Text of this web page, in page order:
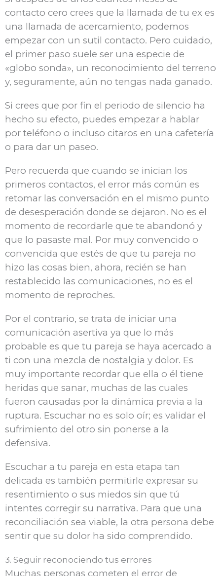
contacto cero crees que la llamada de tu ex es
una llamada de acercamiento, podemos
empezar con un sutil contacto. Pero cuidado,
el primer paso suele ser una especie de
«globo sonda», un reconocimiento del terreno
y, seguramente, aún no tengas nada ganado.
Si crees que por fin el periodo de silencio ha
hecho su efecto, puedes empezar a hablar
por teléfono o incluso citaros en una cafetería
o para dar un paseo.
Pero recuerda que cuando se inician los
primeros contactos, el error más común es
retomar las conversación en el mismo punto
de desesperación donde se dejaron. No es el
momento de recordarle que te abandonó y
que lo pasaste mal. Por muy convencido o
convencida que estés de que tu pareja no
hizo las cosas bien, ahora, recién se han
restablecido las comunicaciones, no es el
momento de reproches.
Por el contrario, se trata de iniciar una
comunicación asertiva ya que lo más
probable es que tu pareja se haya acercado a
ti con una mezcla de nostalgia y dolor. Es
muy importante recordar que ella o él tiene
heridas que sanar, muchas de las cuales
fueron causadas por la dinámica previa a la
ruptura. Escuchar no es solo oír; es validar el
sufrimiento del otro sin ponerse a la
defensiva.
Escuchar a tu pareja en esta etapa tan
delicada es también permitirle expresar su
resentimiento o sus miedos sin que tú
intentes corregir su narrativa. Para que una
reconciliación sea viable, la otra persona debe
sentir que su dolor ha sido comprendido.
3. Seguir reconociendo tus errores
Muchas personas cometen el error de